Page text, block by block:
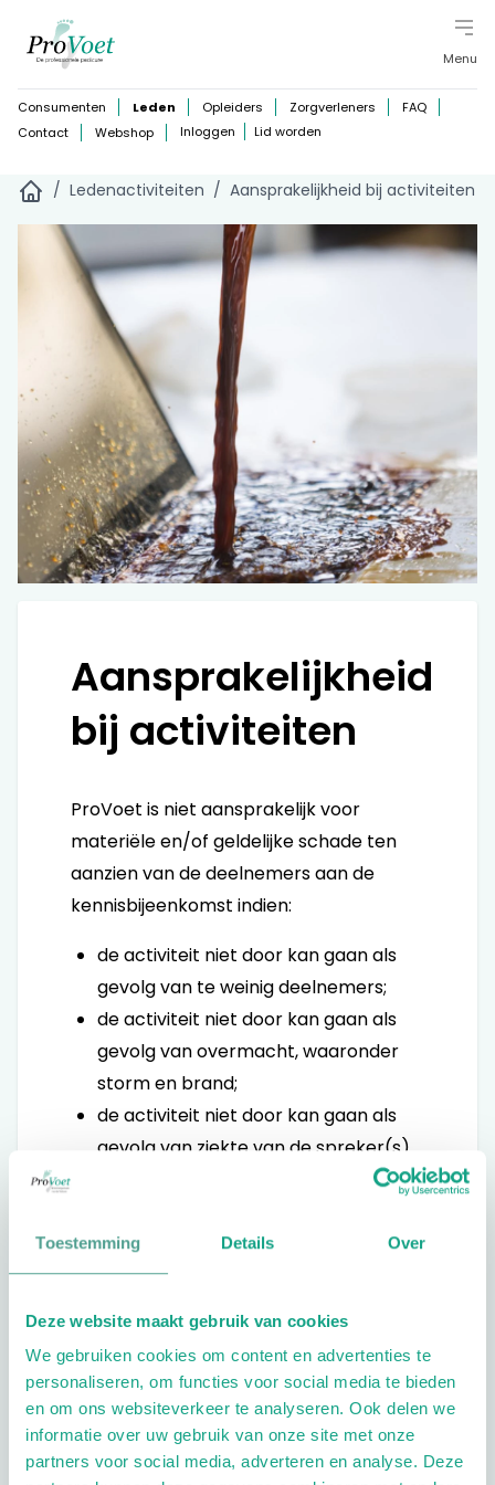
Toestemming Details Over
Deze website maakt gebruik van cookies
We gebruiken cookies om content en advertenties te
personaliseren, om functies voor social media te bieden
en om ons websiteverkeer te analyseren. Ook delen we
informatie over uw gebruik van onze site met onze
partners voor social media, adverteren en analyse. Deze
Menu
Consumenten Leden Opleiders Zorgverleners
FAQ
Contact
Webshop Inloggen Lid worden
/ Ledenactiviteiten / Aansprakelijkheid bij activiteiten
Aansprakelijkheid
bij activiteiten
ProVoet is niet aansprakelijk voor
materiële en/of geldelijke schade ten
aanzien van de deelnemers aan de
kennisbijeenkomst indien:
de activiteit niet door kan gaan als
gevolg van te weinig deelnemers;
de activiteit niet door kan gaan als
gevolg van overmacht, waaronder
storm en brand;
de activiteit niet door kan gaan als
gevolg van ziekte van de spreker(s).
ProVoet is evenmin aansprakelijk en/of
activiteiten en/of de daaruit
omvang dan ook. Dit geldt zowel
gedurende de activiteit als voor
handelingen van deelnemers daarna.
Portretrecht